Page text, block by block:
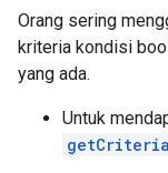
Orang sering
kriteria kondisi
yang ada.
Untuk